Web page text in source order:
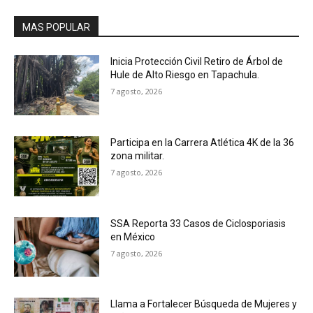
MAS POPULAR
Inicia Protección Civil Retiro de Árbol de
Hule de Alto Riesgo en Tapachula.
7 agosto, 2026
Participa en la Carrera Atlética 4K de la 36
zona militar.
7 agosto, 2026
SSA Reporta 33 Casos de Ciclosporiasis
en México
7 agosto, 2026
Llama a Fortalecer Búsqueda de Mujeres y